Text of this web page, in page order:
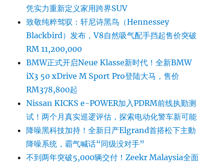
凭实力重新定义家用跨界SUV
致敬纯粹驾驭：轩尼诗黑鸟（Hennessey
Blackbird）发布，V8自然吸气配手挡起售价突破
RM 11,200,000
BMW正式开启Neue Klasse新时代！全新BMW
iX3 50 xDrive M Sport Pro登陆大马，售价
RM378,800起
Nissan KICKS e-POWER加入PDRM前线执勤测
试！两个月真实巡逻评估，探索电动化警车新可能
降噪黑科技加持！全新日产Elgrand首搭松下主動
降噪系统，霸气喊话“同级没对手”
不到两年突破5,000辆交付！Zeekr Malaysia全面